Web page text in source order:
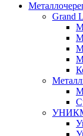
Grand